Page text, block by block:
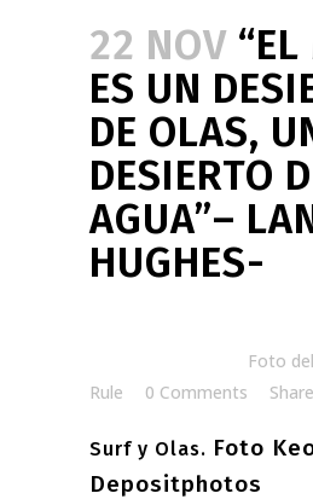
22 NOV
ES UN
DE OLAS,
DESIERTO
AGUA”–
HUGHES-
Foto
Rule
0 Comments Share
Surf y Olas. Foto
Depositphotos